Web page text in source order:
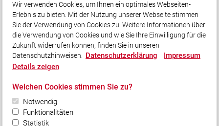
Landesfeuerwehrverband Bayern e.V.
Feuerwehr Lernbar Platform Bayern
Retterwochen 2024
Social Media
Bleiben Sie mit uns in Kontakt und vernetzen Sie sich
mit uns!
Wir verwenden Cookies, um Ihnen ein optimales Webseiten-
Erlebnis zu bieten. Mit der Nutzung unserer Webseite stimmen
Sie der Verwendung von Cookies zu. Weitere Informationen über
die Verwendung von Cookies und wie Sie Ihre Einwilligung für die
Zukunft widerrufen können, finden Sie in unseren
Datenschutzhinweisen. Datenschutzerklärung
Impressum
Details zeigen
Welchen Cookies stimmen Sie zu?
Notwendig
Funktionalitäten
Statistik